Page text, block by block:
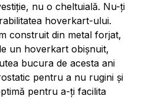
nu o cheltuială. Nu-ți
hoverkart-ului.
construit din metal forjat,
un hoverkart obișnuit,
bucura de acesta ani
pentru a nu rugini și
pentru a-ți facilita